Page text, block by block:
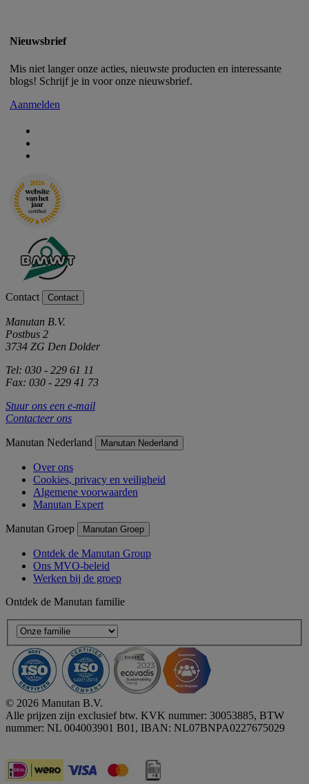
Nieuwsbrief
Mis niet langer onze acties, nieuwste producten en interessante
blogs! Schrijf je in voor onze nieuwsbrief.
Aanmelden
Contact Contact
Manutan B.V.
Postbus 2
3734 ZG Den Dolder
Tel: 030 - 229 61 11
Fax: 030 - 229 41 73
Stuur ons een e-mail
Contacteer ons
Manutan Nederland Manutan Nederland
Over ons
Cookies, privacy en veiligheid
Algemene voorwaarden
Manutan Expert
Manutan Groep Manutan Groep
Ontdek de Manutan Group
Ons MVO-beleid
Werken bij de groep
Ontdek de Manutan familie
© 2026 Manutan B.V.
Alle prijzen zijn exclusief btw. KVK nummer: 30053885, BTW
nummer: NL 004003901 B01, IBAN: NL07BNPA0227675029